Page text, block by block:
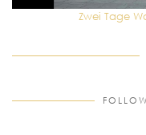
Zwei Tage